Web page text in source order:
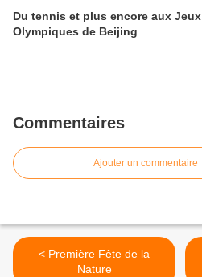
Du tennis et plus encore aux Jeux
Olympiques de Beijing
Commentaires
Ajouter un commentaire
< Première Fête de la
Nature